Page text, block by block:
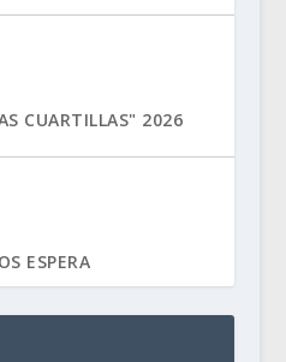
CUARTILLAS" 2026
ESPERA